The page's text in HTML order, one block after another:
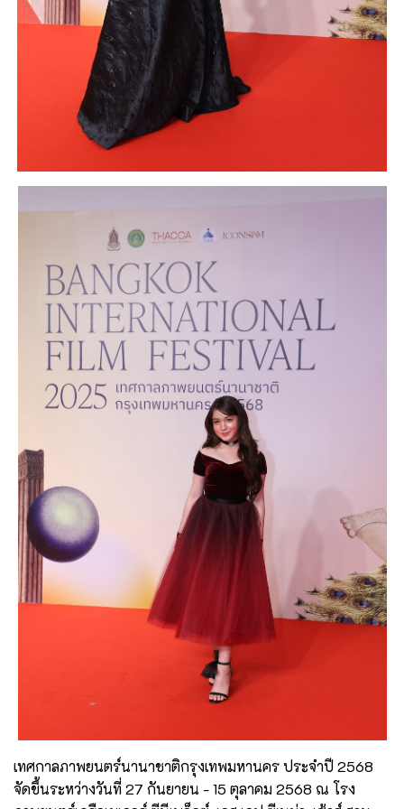
เทศกาลภาพยนตร์นานาชาติกรุงเทพมหานคร ประจำปี 2568
จัดขึ้นระหว่างวันที่ 27 กันยายน - 15 ตุลาคม 2568 ณ โรง